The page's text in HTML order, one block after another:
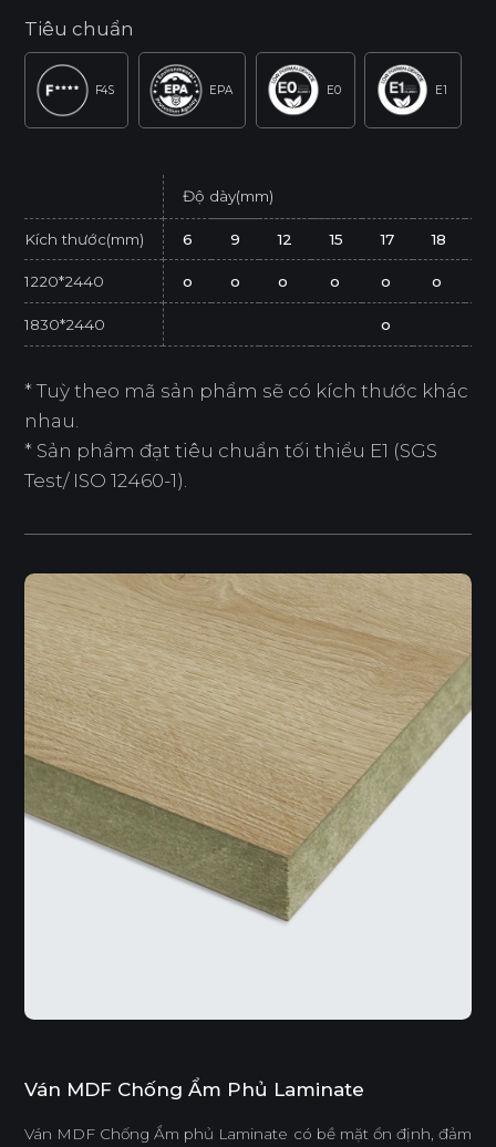
Tiêu chuẩn
F4S EPA E0 E1
Độ dày(mm)
Kích thước(mm) 6 9 12 15 17 18
1220*2440 o o o o o o
1830*2440 o
* Tuỳ theo mã sản phẩm sẽ có kích thước khác
nhau.
* Sản phẩm đạt tiêu chuẩn tối thiểu E1 (SGS
Test/ ISO 12460-1).
Ván MDF Chống Ẩm Phủ Laminate
Ván MDF Chống Ẩm phủ Laminate có bề mặt ổn định, đảm